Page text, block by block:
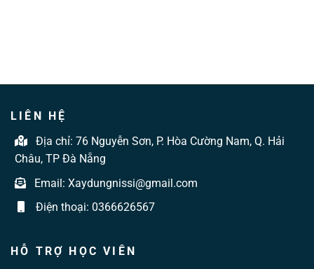
LIÊN HỆ
Địa chỉ: 76 Nguyễn Sơn, P. Hòa Cường Nam, Q. Hải
Châu, TP Đà Nẵng
Email: Xaydungnissi@gmail.com
Điện thoại: 0366626567
HỖ TRỢ HỌC VIÊN